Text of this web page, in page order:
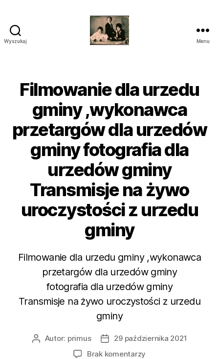
Wyszukaj
śródmieście
piaseczno
Menu
Filmowanie dla urzedu
gminy ,wykonawca
przetargów dla urzedów
gminy fotografia dla
urzedów gminy
Transmisje na żywo
uroczystości z urzedu
gminy
Filmowanie dla urzedu gminy ,wykonawca
przetargów dla urzedów gminy
fotografia dla urzedów gminy
Transmisje na żywo uroczystości z urzedu
gminy
AutorAutor: primus
Data
wpisu
29 października 2021
Brak komentarzy